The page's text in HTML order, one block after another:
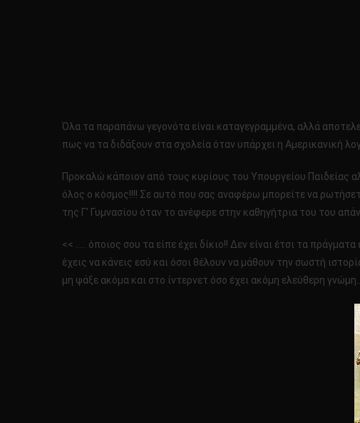
Όλα τα παραπάνω γεγονότα είναι καταγεγραμμένα, αλλά
πως να τα διδάξουν στα σχολεία όταν υπάρχει η Αμερικανική
Προκαλώ κάποιον από τους κυρίους του Υπουργείου Παιδείας
όλος ο κόσμος!!!! Σε αυτό που σας αναφέρω μπορείτε να
της Γ’ Γυμνασίου όταν το ανέφερε στην καθηγήτρια του του
<< ….. όποιος σου τα είπε έχει δίκιο!! Δεν είναι έτσι τα
έχεις να κάνεις εσύ και όσοι θέλουν να μάθουν την σωστή
μη ψάξε ακόμα και στο ίντερνετ όσο έχει ακόμη ελεύθερη